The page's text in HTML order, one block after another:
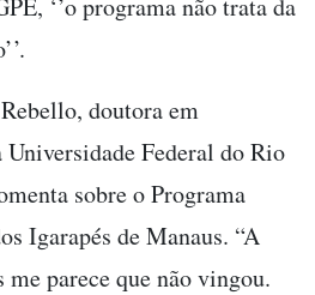
‘’o programa não trata da
doutora em
Federal do Rio
sobre o Programa
Igarapés de Manaus. “A
parece que não vingou.